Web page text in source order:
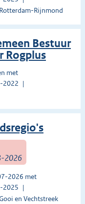
Rijnmond
Bestuur
Rogplus
met
2022
2026
2026 met
2025
en Vechtstreek